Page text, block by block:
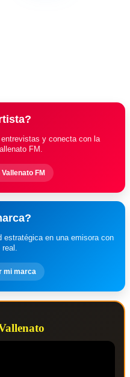
y conecta con la
FM.
FM
estratégica en una emisora con
mi marca